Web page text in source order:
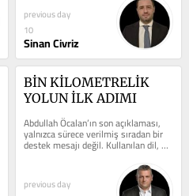
previous day
10
Sinan Civriz
BİN KİLOMETRELİK
YOLUN İLK ADIMI
Abdullah Öcalan’ın son açıklaması,
yalnızca sürece verilmiş sıradan bir
destek mesajı değil. Kullanılan dil,
seçilen kavramlar ve...
previous day